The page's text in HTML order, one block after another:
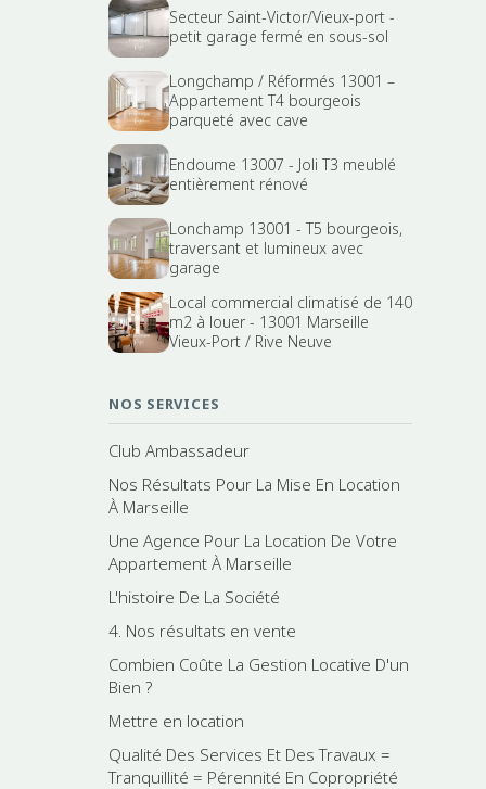
Secteur Saint-Victor/Vieux-port -
petit garage fermé en sous-sol
Longchamp / Réformés 13001 –
Appartement T4 bourgeois
parqueté avec cave
Endoume 13007 - Joli T3 meublé
entièrement rénové
Lonchamp 13001 - T5 bourgeois,
traversant et lumineux avec
garage
Local commercial climatisé de 140
m2 à louer - 13001 Marseille
Vieux-Port / Rive Neuve
NOS SERVICES
Club Ambassadeur
Nos Résultats Pour La Mise En Location
À Marseille
Une Agence Pour La Location De Votre
Appartement À Marseille
L'histoire De La Société
4. Nos résultats en vente
Combien Coûte La Gestion Locative D'un
Bien ?
Mettre en location
Qualité Des Services Et Des Travaux =
Tranquillité = Pérennité En Copropriété